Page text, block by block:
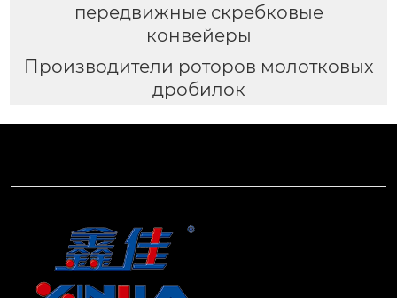
передвижные скребковые
конвейеры
Производители роторов молотковых
дробилок